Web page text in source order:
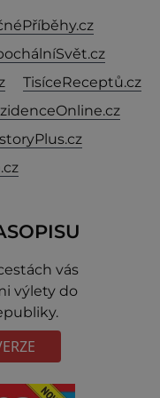
TisíceReceptů.cz
vás
výlety do